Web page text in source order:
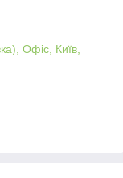
Офіс, Київ,